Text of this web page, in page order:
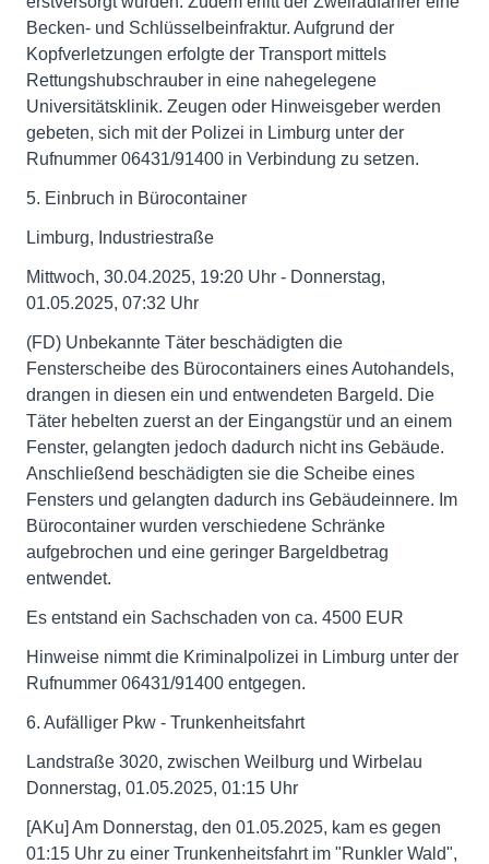
Becken- und Schlüsselbeinfraktur. Aufgrund der
Kopfverletzungen erfolgte der Transport mittels
Rettungshubschrauber in eine nahegelegene
Universitätsklinik. Zeugen oder Hinweisgeber werden
gebeten, sich mit der Polizei in Limburg unter der
Rufnummer 06431/91400 in Verbindung zu setzen.
5. Einbruch in Bürocontainer
Limburg, Industriestraße
Mittwoch, 30.04.2025, 19:20 Uhr - Donnerstag,
01.05.2025, 07:32 Uhr
(FD) Unbekannte Täter beschädigten die
Fensterscheibe des Bürocontainers eines Autohandels,
drangen in diesen ein und entwendeten Bargeld. Die
Täter hebelten zuerst an der Eingangstür und an einem
Fenster, gelangten jedoch dadurch nicht ins Gebäude.
Anschließend beschädigten sie die Scheibe eines
Fensters und gelangten dadurch ins Gebäudeinnere. Im
Bürocontainer wurden verschiedene Schränke
aufgebrochen und eine geringer Bargeldbetrag
entwendet.
Es entstand ein Sachschaden von ca. 4500 EUR
Hinweise nimmt die Kriminalpolizei in Limburg unter der
Rufnummer 06431/91400 entgegen.
6. Aufälliger Pkw - Trunkenheitsfahrt
Landstraße 3020, zwischen Weilburg und Wirbelau
Donnerstag, 01.05.2025, 01:15 Uhr
[AKu] Am Donnerstag, den 01.05.2025, kam es gegen
01:15 Uhr zu einer Trunkenheitsfahrt im "Runkler Wald",